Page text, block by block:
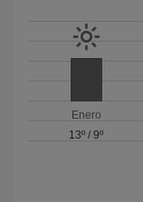
Enero
13º /9º